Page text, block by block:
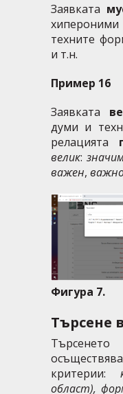
Заявката
техните
и т.н.
Пример 16
Заявката
думи и
релацията
велик:
важен,
Фигура 7.
Търсене
критерии:
област),